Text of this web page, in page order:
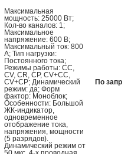
Максимальная
мощность: 25000 Вт;
Кол-во каналов: 1;
Максимальное
напряжение: 600 В;
Максимальный ток: 800
А; Тип нагрузки:
Постоянного тока;
Режимы работы: CC,
CV, CR, CP, CV+CC,
CV+CP; Динамический
режим: да; Форм
фактор: Моноблок;
Особенности: Большой
ЖК-индикатор,
одновременное
отображение тока,
напряжения, мощности
(5 разрядов).
Динамический режим от
По